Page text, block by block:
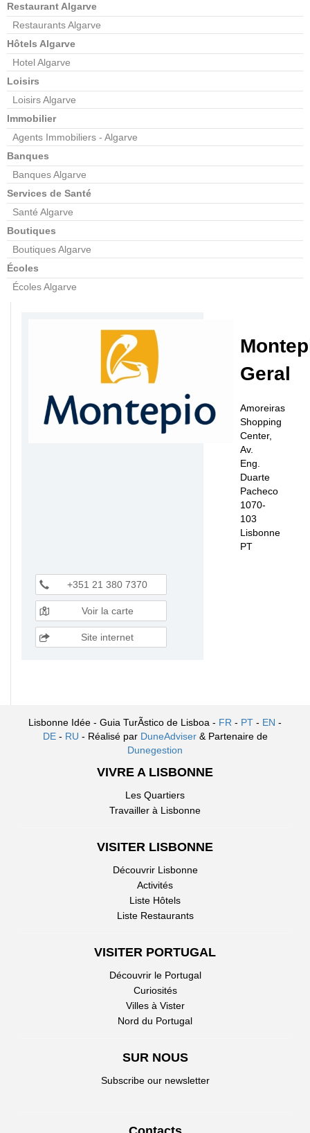
Restaurant Algarve
Restaurants Algarve
Hôtels Algarve
Hotel Algarve
Loisirs
Loisirs Algarve
Immobilier
Agents Immobiliers - Algarve
Banques
Banques Algarve
Services de Santé
Santé Algarve
Boutiques
Boutiques Algarve
Écoles
Écoles Algarve
Geral
Amoreiras
Shopping
Center,
Av.
Eng.
Duarte
Pacheco
1070-
103
Lisbonne
PT
+351 21 380 7370
Voir la carte
Site internet
Lisbonne Idée - Guia TurÃ­stico de Lisboa - FR - PT - EN -
DE- RU - Réalisé par DuneAdviser & Partenaire de
Dunegestion
VIVRE A LISBONNE
Les Quartiers
Travailler à Lisbonne
VISITER LISBONNE
Découvrir Lisbonne
Activités
Liste Hôtels
Liste Restaurants
VISITER PORTUGAL
Découvrir le Portugal
Curiosités
Villes à Vister
Nord du Portugal
SUR NOUS
Subscribe our newsletter